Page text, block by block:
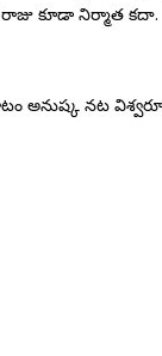
కూడా నిర్మాత
అనుష్క నట